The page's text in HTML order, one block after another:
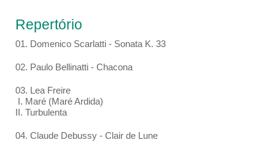
Repertório
01. Domenico Scarlatti - Sonata K. 33
02. Paulo Bellinatti - Chacona
03. Lea Freire
I. Maré (Maré Ardida)
II. Turbulenta
04. Claude Debussy - Clair de Lune